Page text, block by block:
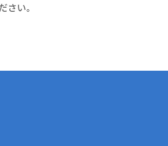
い。